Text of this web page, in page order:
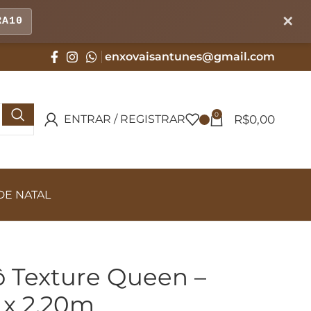
✕
enxovaisantunes@gmail.com
ENTRAR / REGISTRAR 0 R$0,00
NATAL
Texture Queen –
2,20m